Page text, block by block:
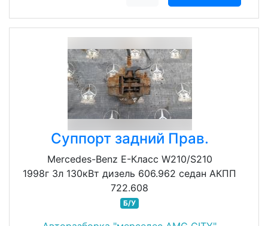
Суппорт задний Прав.
Mercedes-Benz E-Класс W210/S210
1998г 3л 130кВт дизель 606.962 седан АКПП
722.608
Б/У